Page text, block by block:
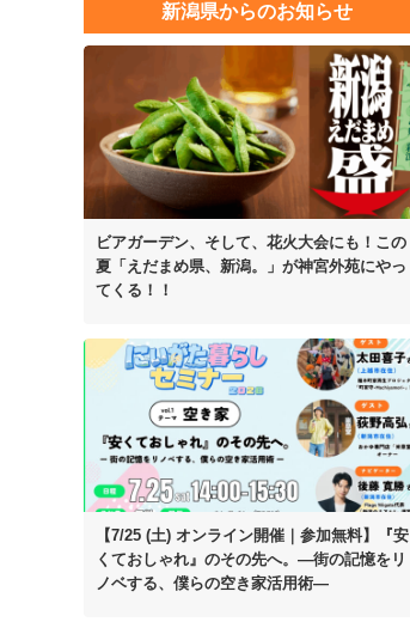
新潟県からのお知らせ
ビアガーデン、そして、花火大会にも！ この
夏「えだまめ県、新潟。」が神宮外苑にやっ
てくる！！
【7/25 (土) オンライン開催｜参加無料】
『安
くておしゃれ』のその先へ。 ―街の記憶をリ
ノベする、 僕らの空き家活用術―